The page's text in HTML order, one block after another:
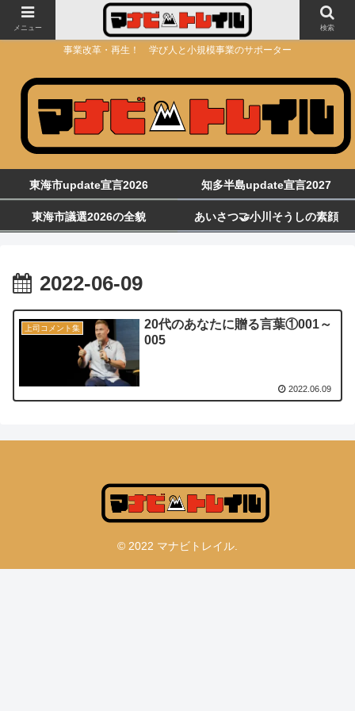
事業改革・再生！ 学び人と小規模事業のサポーター
東海市update宣言2026 知多半島update宣言2027
東海市議選2026の全貌 あいさつ🤝小川そうしの素顔
2022-06-09
上司コメント集
20代のあなたに贈る言葉①001～
005
2022.06.09
© 2022 マナビトレイル.
メニュー 検索